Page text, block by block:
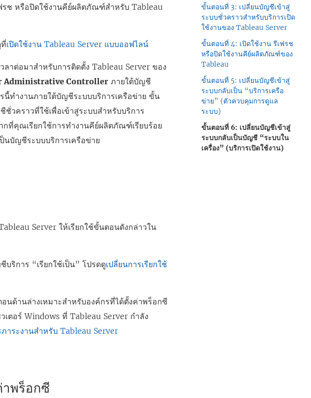
รช หรือปิดใช้งานคีย์ผลิตภัณฑ์สำหรับ Tableau
เปิดใช้งาน Tableau Server แบบออฟไลน์
าต่อมาสำหรับการติดตั้ง Tableau Server ของ
Administrative Controller ภายใต้บัญชี
นี้ทำงานภายใต้บัญชีระบบบริการเครือข่าย ขั้น
วคราวที่ใช้เพื่อเข้าสู่ระบบสำหรับบริการ
กที่คุณเรียกใช้การทำงานคีย์ผลิตภัณฑ์เรียบร้อย
นบัญชีระบบบริการเครือข่าย
Server ให้เรียกใช้ขั้นตอนดังกล่าวใน
ริการ “เรียกใช้เป็น” โปรดดูเปลี่ยนการเรียกใช้
ด้านล่างเหมาะสำหรับองค์กรที่ได้ตั้งค่าพร็อกซี
เตอร์ Windows ที่ Tableau Server กำลัง
าระงานสำหรับ Tableau Server
พร็อกซี
ขั้นตอนที่ 3: เปลี่ยนบัญชีเข้าสู่
ระบบชั่วคราวสำหรับบริการเปิด
ใช้งานของ Tableau Server
ขั้นตอนที่ 4: เปิดใช้งาน รีเฟรช
หรือปิดใช้งานคีย์ผลิตภัณฑ์ของ
Tableau
ขั้นตอนที่ 5: เปลี่ยนบัญชีเข้าสู่
ระบบกลับเป็น “บริการเครือ
ข่าย” (ตัวควบคุมการดูแล
ระบบ)
ขั้นตอนที่ 6: เปลี่ยนบัญชีเข้าสู่
ระบบกลับเป็นบัญชี “ระบบใน
เครื่อง” (บริการเปิดใช้งาน)